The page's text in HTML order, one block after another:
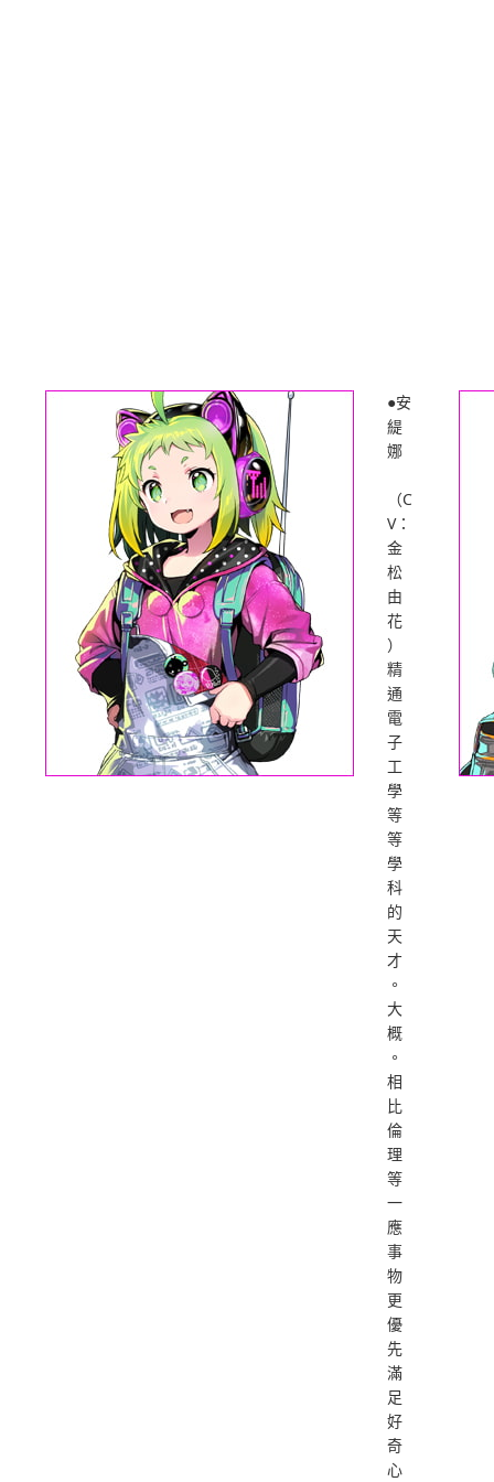
●安
緹
娜
（C
V：
金
松
由
花
）
精
通
電
子
工
學
等
等
學
科
的
天
才
。
大
概
。
相
比
倫
理
等
一
應
事
物
更
優
先
滿
足
好
奇
心